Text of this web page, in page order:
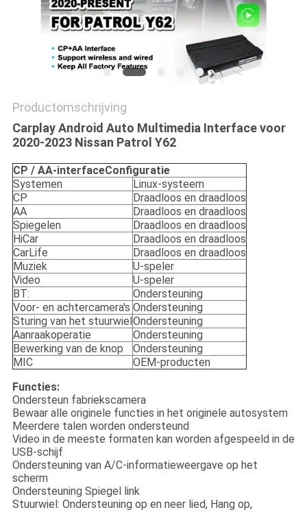
Productomschrijving
Carplay Android Auto Multimedia Interface voor
2020-2023 Nissan Patrol Y62
CP / AA-interfaceConfiguratie
Systemen
Linux-systeem
CP
Draadloos en draadloos
AA
Draadloos en draadloos
Spiegelen
Draadloos en draadloos
HiCar
Draadloos en draadloos
CarLife
Draadloos en draadloos
Muziek
U-speler
Video
U-speler
BT:
Ondersteuning
Voor- en achtercamera's Ondersteuning
Sturing van het stuurwiel Ondersteuning
Aanraakoperatie
Ondersteuning
Bewerking van de knop
Ondersteuning
MIC
OEM-producten
Functies:
Ondersteun fabriekscamera
Bewaar alle originele functies in het originele autosystem
Meerdere talen worden ondersteund
Video in de meeste formaten kan worden afgespeeld in de
USB-schijf
Ondersteuning van A/C-informatieweergave op het
scherm
Ondersteuning Spiegel link
Stuurwiel: Ondersteuning op en neer lied, Hang op,